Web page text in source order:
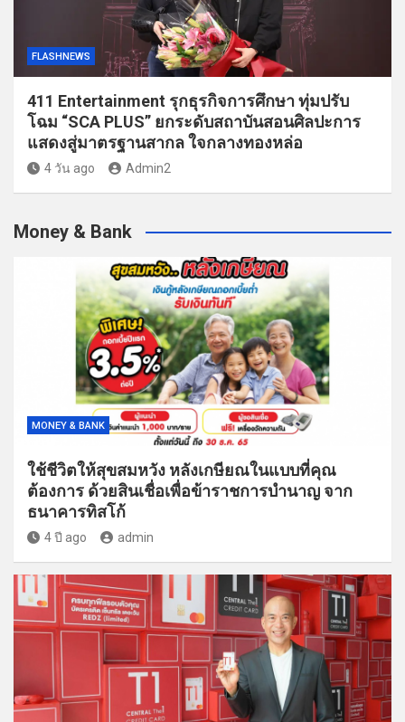
FLASHNEWS
411 Entertainment รุกธุรกิจการศึกษา ทุ่มปรับ
โฉม “SCA PLUS” ยกระดับสถาบันสอนศิลปะการ
แสดงสู่มาตรฐานสากล ใจกลางทองหล่อ
4 วัน ago Admin2
Money & Bank
MONEY & BANK
ใช้ชีวิตให้สุขสมหวัง หลังเกษียณในแบบที่คุณ
ต้องการ ด้วยสินเชื่อเพื่อข้าราชการบำนาญ จาก
ธนาคารทิสโก้
4 ปี ago admin